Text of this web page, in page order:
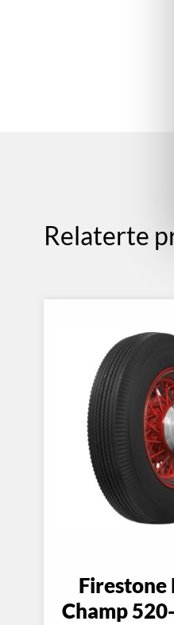
Relaterte
Firestone
Champ